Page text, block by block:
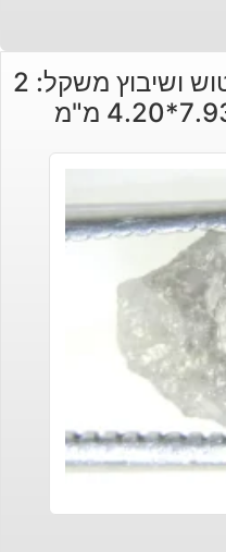
יהלום גלם אפרפר לליטוש ושיבוץ משקל: 2